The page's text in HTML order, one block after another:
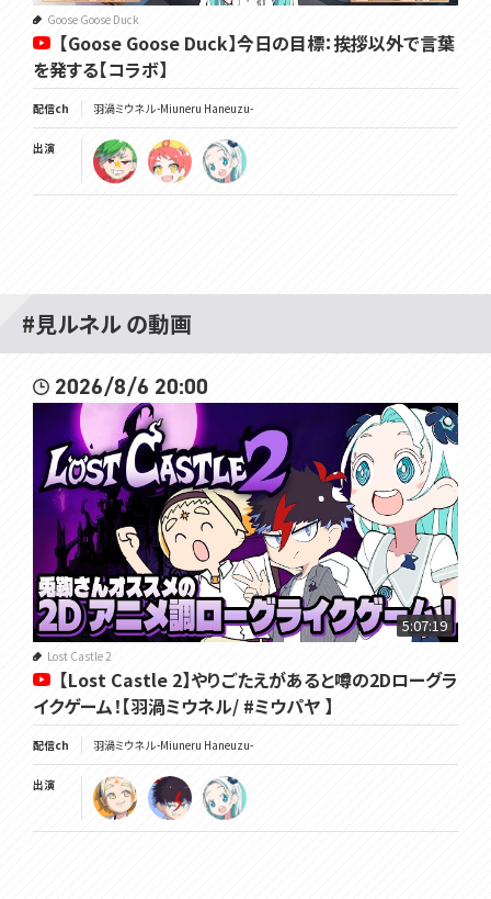
Goose Goose Duck
【Goose Goose Duck】今日の目標：挨拶以外で言葉
を発する【コラボ】
配信ch 羽渦ミウネル -Miuneru Haneuzu-
出演
#見ルネル の動画
2026/8/6 20:00
5:07:19
Lost Castle 2
【Lost Castle 2】やりごたえがあると噂の2Dローグラ
イクゲーム！【羽渦ミウネル/ #ミウパヤ 】
配信ch 羽渦ミウネル -Miuneru Haneuzu-
出演